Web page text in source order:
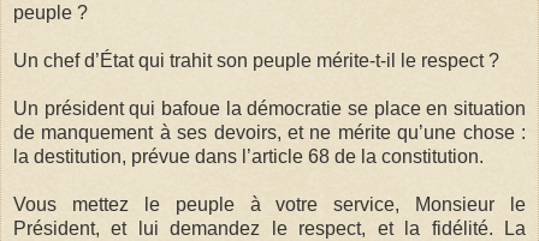
peuple ?
Un chef d’État qui trahit son peuple mérite-t-il le respect ?
Un président qui bafoue la démocratie se place en situation
de manquement à ses devoirs, et ne mérite qu’une chose :
la destitution, prévue dans l’article 68 de la constitution.
Vous mettez le peuple à votre service, Monsieur le
Président, et lui demandez le respect, et la fidélité. La